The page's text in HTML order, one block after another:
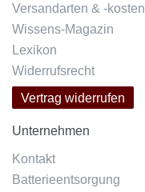
Versandarten & -kosten
Wissens-Magazin
Lexikon
Widerrufsrecht
Vertrag widerrufen
Unternehmen
Kontakt
Batterieentsorgung